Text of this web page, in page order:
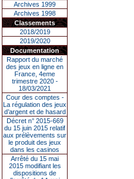
Archives 1999
Archives 1998
Classements
2018/2019
2019/2020
Documentation
Rapport du marché
des jeux en ligne en
France, 4eme
trimestre 2020 -
18/03/2021
Cour des comptes -
La régulation des jeux
d’argent et de hasard
Décret n° 2015-669
du 15 juin 2015 relatif
aux prélèvements sur
le produit des jeux
dans les casinos
Arrêté du 15 mai
2015 modifiant les
dispositions de